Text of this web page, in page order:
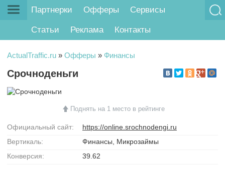
Партнерки Офферы Сервисы
Статьи Реклама Контакты
ActualTraffic.ru » Офферы » Финансы
Срочноденьги
Поднять на 1 место в рейтинге
Официальный сайт:
https://online.srochnodengi.ru
Вертикаль:
Финансы, Микрозаймы
Конверсия:
39.62